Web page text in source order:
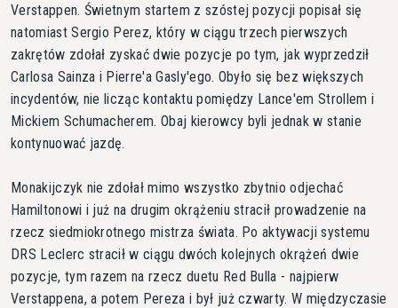
Verstappen. Świetnym startem z szóstej pozycji popisał się
natomiast Sergio Perez, który w ciągu trzech pierwszych
zakrętów zdołał zyskać dwie pozycje po tym, jak wyprzedził
Carlosa Sainza i Pierre'a Gasly'ego. Obyło się bez większych
incydentów, nie licząc kontaktu pomiędzy Lance'em Strollem i
Mickiem Schumacherem. Obaj kierowcy byli jednak w stanie
kontynuować jazdę.
Monakijczyk nie zdołał mimo wszystko zbytnio odjechać
Hamiltonowi i już na drugim okrążeniu stracił prowadzenie na
rzecz siedmiokrotnego mistrza świata. Po aktywacji systemu
DRS Leclerc stracił w ciągu dwóch kolejnych okrążeń dwie
pozycje, tym razem na rzecz duetu Red Bulla - najpierw
Verstappena, a potem Pereza i był już czwarty. W międzyczasie